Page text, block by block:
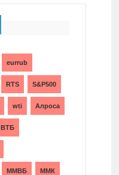
eurrub
RTS S&P500
wti Алроса
ВТБ
ММВБ ММК